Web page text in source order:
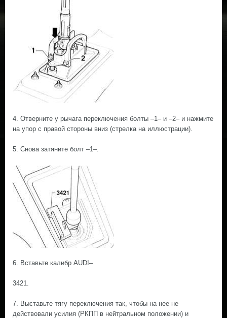
4. Отверните у рычага переключения болты –1– и –2– и нажмите
на упор с правой стороны вниз (стрелка на иллюстрации).
5. Снова затяните болт –1–.
6. Вставьте калибр AUDI–
3421.
7. Выставьте тягу переключения так, чтобы на нее не
действовали усилия (РКПП в нейтральном положении) и